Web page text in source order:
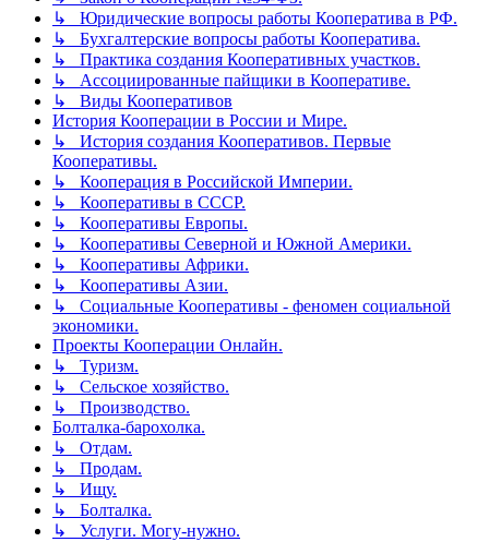
↳ Юридические вопросы работы Кооператива в РФ.
↳ Бухгалтерские вопросы работы Кооператива.
↳ Практика создания Кооперативных участков.
↳ Ассоциированные пайщики в Кооперативе.
↳ Виды Кооперативов
История Кооперации в России и Мире.
↳ История создания Кооперативов. Первые
Кооперативы.
↳ Кооперация в Российской Империи.
↳ Кооперативы в СССР.
↳ Кооперативы Европы.
↳ Кооперативы Северной и Южной Америки.
↳ Кооперативы Африки.
↳ Кооперативы Азии.
↳ Социальные Кооперативы - феномен социальной
экономики.
Проекты Кооперации Онлайн.
↳ Туризм.
↳ Сельское хозяйство.
↳ Производство.
Болталка-барохолка.
↳ Отдам.
↳ Продам.
↳ Ищу.
↳ Болталка.
↳ Услуги. Могу-нужно.